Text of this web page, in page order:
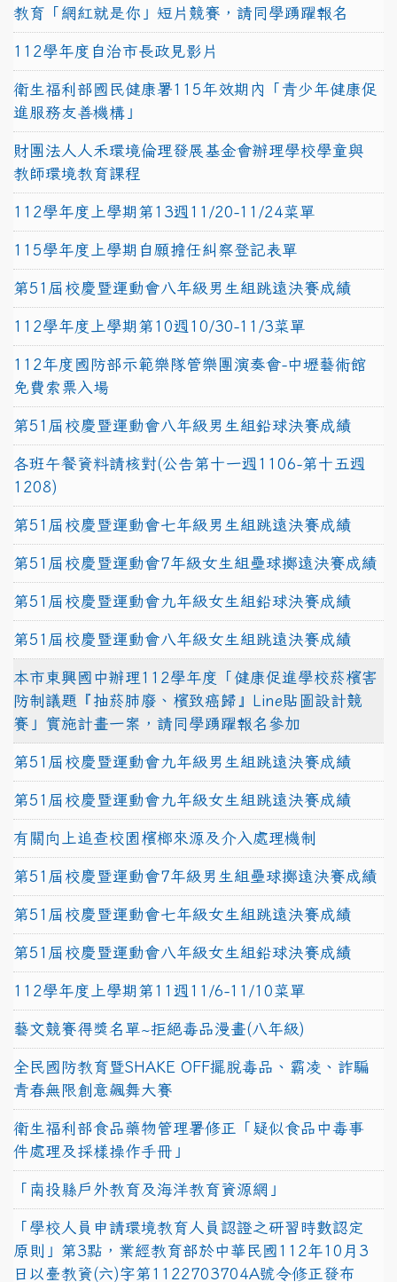
教育「網紅就是你」短片競賽，請同學踴躍報名
112學年度自治市長政見影片
衛生福利部國民健康署115年效期內「青少年健康促
進服務友善機構」
財團法人人禾環境倫理發展基金會辦理學校學童與
教師環境教育課程
112學年度上學期第13週11/20-11/24菜單
115學年度上學期自願擔任糾察登記表單
第51屆校慶暨運動會八年級男生組跳遠決賽成績
112學年度上學期第10週10/30-11/3菜單
112年度國防部示範樂隊管樂團演奏會-中壢藝術館
免費索票入場
第51屆校慶暨運動會八年級男生組鉛球決賽成績
各班午餐資料請核對(公告第十一週1106-第十五週
1208)
第51屆校慶暨運動會七年級男生組跳遠決賽成績
第51屆校慶暨運動會7年級女生組壘球擲遠決賽成績
第51屆校慶暨運動會九年級女生組鉛球決賽成績
第51屆校慶暨運動會八年級女生組跳遠決賽成績
本市東興國中辦理112學年度「健康促進學校菸檳害
防制議題『抽菸肺廢、檳致癌歸』Line貼圖設計競
賽」實施計畫一案，請同學踴躍報名參加
第51屆校慶暨運動會九年級男生組跳遠決賽成績
第51屆校慶暨運動會九年級女生組跳遠決賽成績
有關向上追查校園檳榔來源及介入處理機制
第51屆校慶暨運動會7年級男生組壘球擲遠決賽成績
第51屆校慶暨運動會七年級女生組跳遠決賽成績
第51屆校慶暨運動會八年級女生組鉛球決賽成績
112學年度上學期第11週11/6-11/10菜單
藝文競賽得獎名單~拒絕毒品漫畫(八年級)
全民國防教育暨SHAKE OFF擺脫毒品、霸凌、詐騙
青春無限創意飆舞大賽
衛生福利部食品藥物管理署修正「疑似食品中毒事
件處理及採樣操作手冊」
「南投縣戶外教育及海洋教育資源網」
「學校人員申請環境教育人員認證之研習時數認定
原則」第3點，業經教育部於中華民國112年10月3
日以臺教資(六)字第1122703704A號令修正發布